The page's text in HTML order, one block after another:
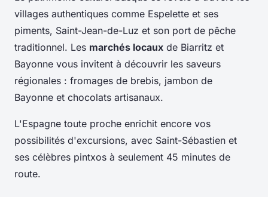
villages authentiques comme Espelette et ses
piments, Saint-Jean-de-Luz et son port de pêche
traditionnel. Les marchés locaux de Biarritz et
Bayonne vous invitent à découvrir les saveurs
régionales : fromages de brebis, jambon de
Bayonne et chocolats artisanaux.
L'Espagne toute proche enrichit encore vos
possibilités d'excursions, avec Saint-Sébastien et
ses célèbres pintxos à seulement 45 minutes de
route.